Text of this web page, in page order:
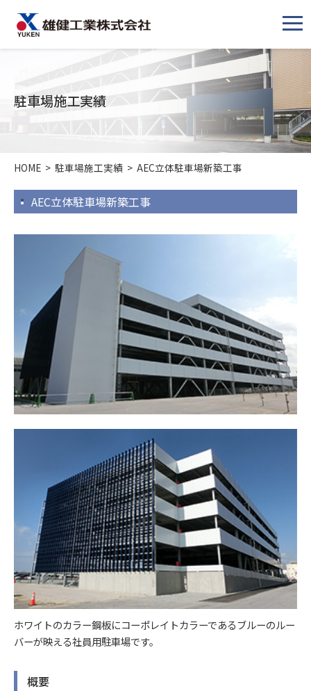
メ
ュ
ー
駐車場施工実績
HOME > 駐車場施工実績 > AEC立体駐車場新築工事
AEC立体駐車場新築工事
ホワイトのカラー鋼板にコーポレイトカラーであるブルーのルー
バーが映える社員用駐車場です。
概要